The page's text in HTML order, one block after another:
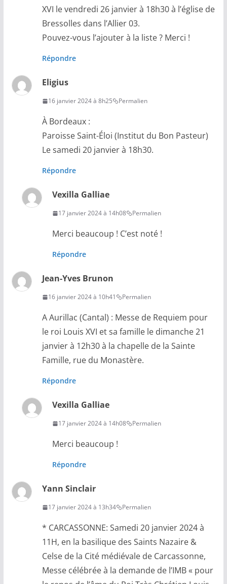
XVI le vendredi 26 janvier à 18h30 à l’église de
Bressolles dans l’Allier 03.
Pouvez-vous l’ajouter à la liste ? Merci !
Répondre
Eligius
16 janvier 2024 à 8h25 Permalien
À Bordeaux :
Paroisse Saint-Éloi (Institut du Bon Pasteur)
Le samedi 20 janvier à 18h30.
Répondre
Vexilla Galliae
17 janvier 2024 à 14h08 Permalien
Merci beaucoup ! C’est noté !
Répondre
Jean-Yves Brunon
16 janvier 2024 à 10h41 Permalien
A Aurillac (Cantal) : Messe de Requiem pour
le roi Louis XVI et sa famille le dimanche 21
janvier à 12h30 à la chapelle de la Sainte
Famille, rue du Monastère.
Répondre
Vexilla Galliae
17 janvier 2024 à 14h08 Permalien
Merci beaucoup !
Répondre
Yann Sinclair
17 janvier 2024 à 13h34 Permalien
* CARCASSONNE: Samedi 20 janvier 2024 à
11H, en la basilique des Saints Nazaire &
Celse de la Cité médiévale de Carcassonne,
Messe célébrée à la demande de l’IMB « pour